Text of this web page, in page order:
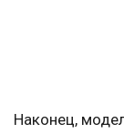
Наконец,